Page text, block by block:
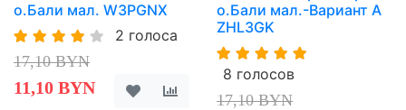
о.Бали мал. W3PGNX
2 голоса
17,10 BYN
11,10 BYN
о.Бали мал.-Вариант A
ZHL3GK
8 голосов
17,10 BYN